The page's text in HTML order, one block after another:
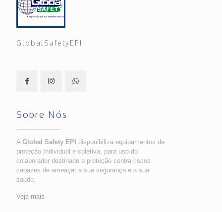
GlobalSafetyEPI
Sobre Nós
A Global Safety EPI disponibiliza equipamentos de
proteção Individual e coletiva, para uso do
colaborador destinado a proteção contra riscos
capazes de ameaçar a sua segurança e a sua
saúde.
Veja mais